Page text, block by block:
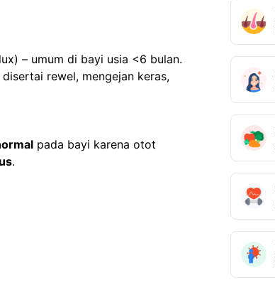
– umum di bayi usia <6 bulan.
disertai rewel, mengejan keras,
pada bayi karena otot
.